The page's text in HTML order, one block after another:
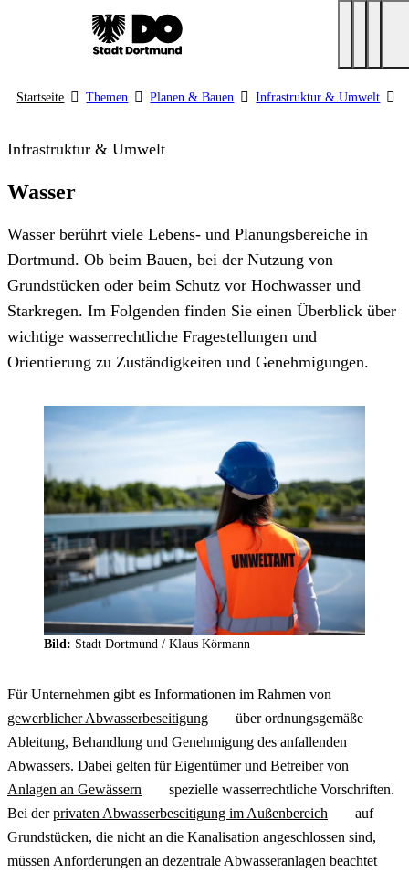
Startseite Themen Planen & Bauen Infrastruktur & Umwelt
Infrastruktur & Umwelt
Wasser
Wasser berührt viele Lebens- und Planungsbereiche in
Dortmund. Ob beim Bauen, bei der Nutzung von
Grundstücken oder beim Schutz vor Hochwasser und
Starkregen. Im Folgenden finden Sie einen Überblick über
wichtige wasserrechtliche Fragestellungen und
Orientierung zu Zuständigkeiten und Genehmigungen.
Bild: Stadt Dortmund / Klaus Körmann
Für Unternehmen gibt es Informationen im Rahmen von
gewerblicher Abwasserbeseitigung
über ordnungsgemäße
Ableitung, Behandlung und Genehmigung des anfallenden
Abwassers. Dabei gelten für Eigentümer und Betreiber von
Anlagen an Gewässern
spezielle wasserrechtliche Vorschriften.
Bei derprivaten Abwasserbeseitigung im Außenbereich
auf
Grundstücken, die nicht an die Kanalisation angeschlossen sind,
müssen Anforderungen an dezentrale Abwasseranlagen beachtet